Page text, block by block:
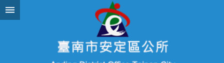
跳到主要內容區塊